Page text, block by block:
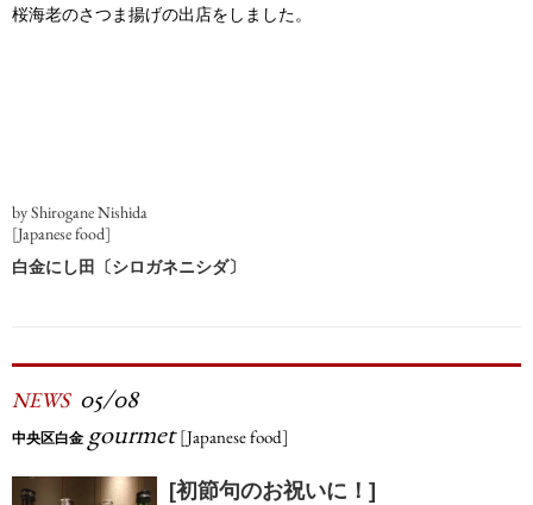
桜海老のさつま揚げの出店をしました。
by Shirogane Nishida
[Japanese food]
白金にし田〔シロガネニシダ〕
NEWS 05/08
中央区白金 gourmet [Japanese food]
[初節句のお祝いに！]